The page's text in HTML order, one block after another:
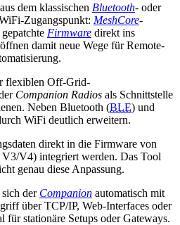
dem klassischen Bluetooth- oder
Zugangspunkt: MeshCore-
Firmware direkt ins
damit neue Wege für Remote-
flexiblen Off-Grid-
Companion Radios als Schnittstelle
Neben Bluetooth (BLE) und
WiFi deutlich erweitern.
direkt in die Firmware von
V4) integriert werden. Das Tool
genau diese Anpassung.
der Companion automatisch mit
über TCP/IP, Web-Interfaces oder
stationäre Setups oder Gateways.